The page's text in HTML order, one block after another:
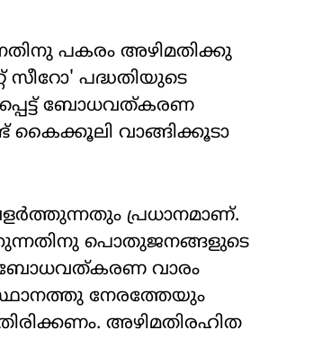
പകരം അഴിമതിക്കു
സീറോ' പദ്ധതിയുടെ
ബോധവത്കരണ
വാങ്ങിക്കൂടാ
പ്രധാനമാണ്.
പൊതുജനങ്ങളുടെ
ബോധവത്കരണ വാരം
നേരത്തേയും
അഴിമതിരഹിത